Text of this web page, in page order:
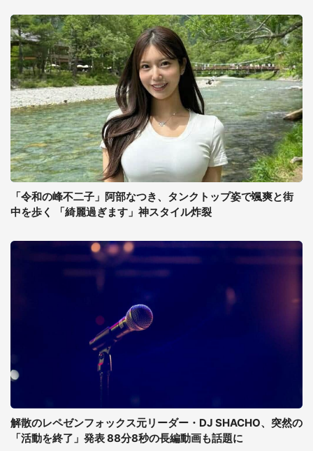
「令和の峰不二子」阿部なつき、タンクトップ姿で颯爽と街
中を歩く 「綺麗過ぎます」神スタイル炸裂
解散のレペゼンフォックス元リーダー・DJ SHACHO、突然の
「活動を終了」発表 88分8秒の長編動画も話題に